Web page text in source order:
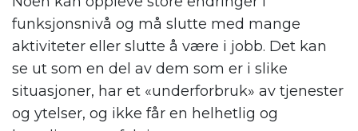
funksjonsnivå og må slutte med mange
aktiviteter eller slutte å være i jobb. Det kan
se ut som en del av dem som er i slike
situasjoner, har et «underforbruk» av tjenester
og ytelser, og ikke får en helhetlig og